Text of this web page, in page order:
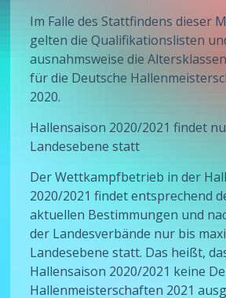
Im Falle des Stattfindens dieser
gelten die Qualifikationslisten
ausnahmsweise die
für die Deutsche
2020.
Hallensaison 2020/2021 findet
Landesebene statt
Der Wettkampfbetrieb in der
2020/2021 findet entsprechend
aktuellen Bestimmungen und
der Landesverbände nur bis
Landesebene statt. Das heißt,
Hallensaison 2020/2021 keine
Hallenmeisterschaften 2021